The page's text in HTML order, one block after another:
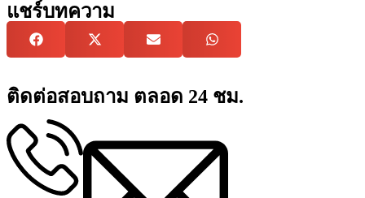
แชร์บทความ
ติดต่อสอบถาม ตลอด 24 ชม.